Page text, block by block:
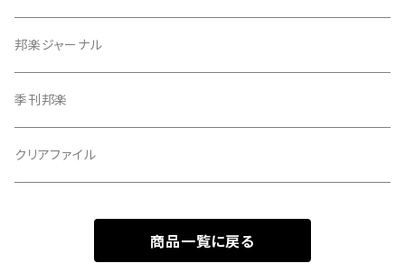
つぼシール
撥皮・撥皮のり
胴板
邦楽ジャーナル
季刊邦楽
クリアファイル
商品一覧に戻る